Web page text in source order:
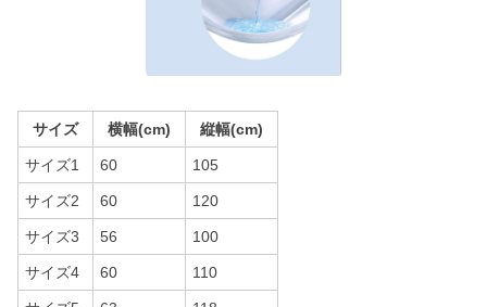
サイズ 横幅(cm) 縦幅(cm)
サイズ1 60 105
サイズ2 60 120
サイズ3 56 100
サイズ4 60 110